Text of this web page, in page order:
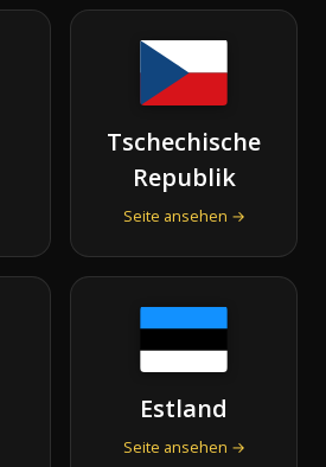
Tschechische
Republik
Seite ansehen →
Estland
Seite ansehen →